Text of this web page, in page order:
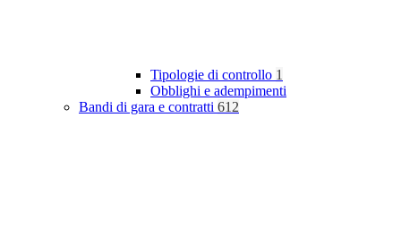
Tipologie di controllo 1
Obblighi e adempimenti
Bandi di gara e contratti 612